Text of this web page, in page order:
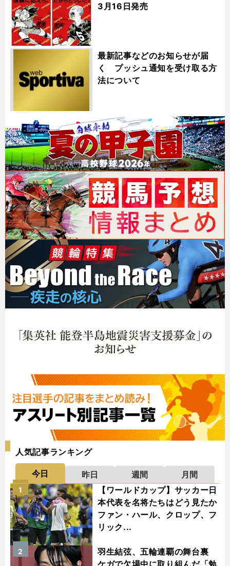
3月16日発売
最新記事などのお知らせが届
く プッシュ通知を受け取る方
法について
人気記事ランキング
今日 昨日 週間
月間
【ワールドカップ】サッカー日
本代表を名将たちはどう見たか
ファン・ハール、クロップ、フ
リック...
1
羽生結弦、五輪連覇の舞台裏
ケガで欠場中に取り組んだ「勉
2